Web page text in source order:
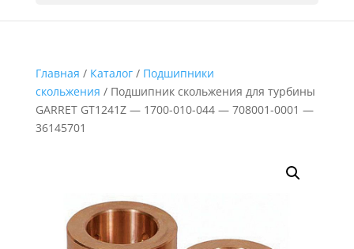
Главная / Каталог/ Подшипники
скольжения / Подшипник скольжения для турбины
GARRET GT1241Z — 1700-010-044 — 708001-0001 —
36145701